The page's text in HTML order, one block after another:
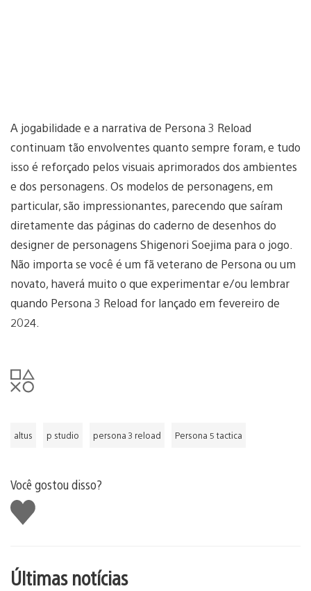
A jogabilidade e a narrativa de Persona 3 Reload
continuam tão envolventes quanto sempre foram, e tudo
isso é reforçado pelos visuais aprimorados dos ambientes
e dos personagens. Os modelos de personagens, em
particular, são impressionantes, parecendo que saíram
diretamente das páginas do caderno de desenhos do
designer de personagens Shigenori Soejima para o jogo.
Não importa se você é um fã veterano de Persona ou um
novato, haverá muito o que experimentar e/ou lembrar
quando Persona 3 Reload for lançado em fevereiro de
2024.
altus p studio persona 3 reload Persona 5 tactica
Você gostou disso?
Curtir
Últimas notícias